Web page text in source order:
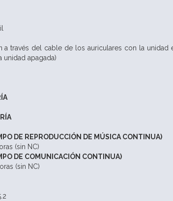
a través del cable de los auriculares con la unidad
apagada)
DE REPRODUCCIÓN DE MÚSICA CONTINUA)
(sin NC)
DE COMUNICACIÓN CONTINUA)
(sin NC)